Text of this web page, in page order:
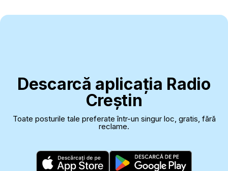
Descarcă aplicația Radio
Creștin
Toate posturile tale preferate într-un singur loc, gratis, fără
reclame.